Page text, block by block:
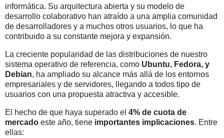
informática. Su arquitectura abierta y su modelo de
desarrollo colaborativo han atraído a una amplia comunidad
de desarrolladores y a muchos otros usuarios, lo que ha
contribuido a su constante mejora y expansión.
La creciente popularidad de las distribuciones de nuestro
sistema operativo de referencia, como Ubuntu, Fedora, y
Debian, ha ampliado su alcance más allá de los entornos
empresariales y de servidores, llegando a todos tipo de
usuarios con una propuesta atractiva y accesible.
El hecho de que haya superado el 4% de cuota de
mercado este año, tiene importantes implicaciones. Entre
ellas: